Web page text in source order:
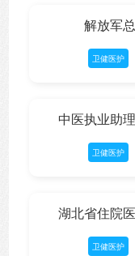
解放军
卫健医护
中医执业助
卫健医护
湖北省住院
卫健医护